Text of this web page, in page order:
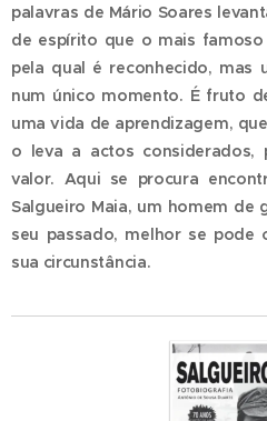
palavras de Mário Soares
de espírito que o mais
pela qual é reconhecido, mas
num único momento. É fruto
uma vida de aprendizagem,
o leva a actos considerados,
valor. Aqui se procura
Salgueiro Maia, um homem de
seu passado, melhor se pode
sua circunstância.